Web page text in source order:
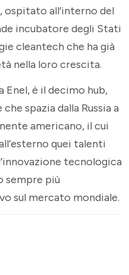
ospitato all’interno del
incubatore degli Stati
cleantech che ha già
nella loro crescita.
è il decimo hub,
spazia dalla Russia a
americano, il cui
quei talenti
tecnologica
sempre più
sul mercato mondiale.